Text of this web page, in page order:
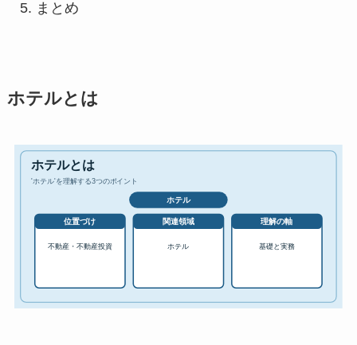
まとめ
ホテルとは